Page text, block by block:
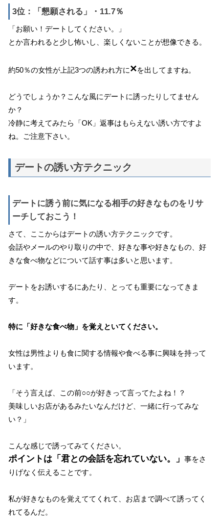
3位：「懇願される」・11.7％
「お願い！デートしてください。」
とか言われると少し怖いし、楽しくないことが想像できる。
約50％の女性が上記3つの誘われ方に×を出してますね。
どうでしょうか？こんな風にデートに誘ったりしてません
か？
冷静に考えてみたら「OK」返事はもらえない誘い方ですよ
ね。ご注意下さい。
デートの誘い方テクニック
デートに誘う前に気になる相手の好きなものをリサ
ーチしておこう！
さて、ここからはデートの誘い方テクニックです。
会話やメールのやり取りの中で、好きな事や好きなもの、好
きな食べ物などについて話す事は多いと思います。
デートをお誘いするにあたり、とっても重要になってきま
す。
特に「好きな食べ物」を覚えといてください。
女性は男性よりも食に関する情報や食べる事に興味を持って
います。
「そう言えば、この前○○が好きって言ってたよね！？
美味しいお店があるみたいなんだけど、一緒に行ってみな
い？」
こんな感じで誘ってみてください。
ポイントは「君との会話を忘れていない。」 事をさ
りげなく伝えることです。
私が好きなものを覚えててくれて、お店まで調べて誘ってく
れてるんだ。